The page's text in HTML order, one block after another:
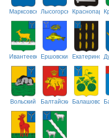
МарксовскийЛысогорский
ИвантеевскийЕршовский
Вольский БалтайскийБалашовский